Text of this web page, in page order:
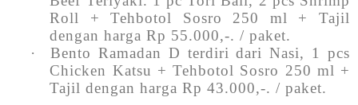
Roll + Tehbotol Sosro 250 ml + Tajil
dengan harga Rp 55.000,-. / paket.
·
Bento Ramadan D terdiri dari Nasi, 1 pcs
Chicken Katsu + Tehbotol Sosro 250 ml +
Tajil dengan harga Rp 43.000,-. / paket.